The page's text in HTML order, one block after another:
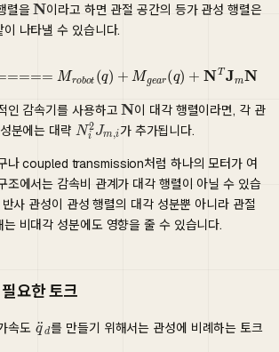
렬을
이라고 하면 관절 공간의 등가 관성 행렬은
나타낼 수 있습니다.
ro (q) Mge q)+ N TJmN
인 감속기를 사용하고
이 대각 행렬이라면, 각 관
분에는 대략
가 추가됩니다.
나 coupled transmission처럼 하나의 모터가 여
조에서는 감속비 관계가 대각 행렬이 아닐 수 있습
사 관성이 관성 행렬의 대각 성분뿐 아니라 관절
비대각 성분에도 영향을 줄 수 있습니다.
요한 토크
속도
를 만들기 위해서는 관성에 비례하는 토크